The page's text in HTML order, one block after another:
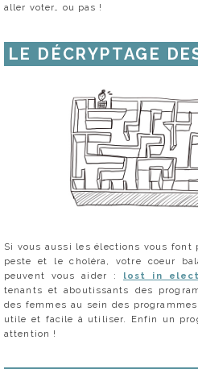
aller voter… ou pas !
LE DÉCRYPTAGE
Si vous aussi les élections vous font
peste et le choléra, votre coeur
peuvent vous aider : lost in
tenants et aboutissants des
des femmes au sein des
utile et facile à utiliser. Enfin un
attention !